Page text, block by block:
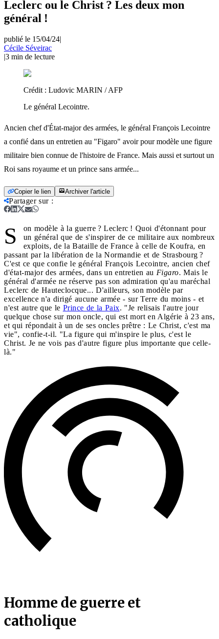
Leclerc ou le Christ ? Les deux mon
général !
publié le 15/04/24|
Cécile Séveirac
|3 min de lecture
Crédit : Ludovic MARIN / AFP
Le général Lecointre.
Ancien chef d'État-major des armées, le général François Lecointre
a confié dans un entretien au "Figaro" avoir pour modèle une figure
militaire bien connue de l'histoire de France. Mais aussi et surtout un
Roi sans royaume et un prince sans armée...
Copier le lien Archiver l'article
Partager sur:
S
on modèle à la guerre ? Leclerc ! Quoi d'étonnant pour
un général que de s'inspirer de ce militaire aux nombreux
exploits, de la Bataille de France à celle de Koufra, en
passant par la libération de la Normandie et de Strasbourg ?
C'est ce que confie le général François Lecointre, ancien chef
d'état-major des armées, dans un entretien au Figaro. Mais le
général d'armée ne réserve pas son admiration qu'au maréchal
Leclerc de Hauteclocque... D'ailleurs, son modèle par
excellence n'a dirigé aucune armée - sur Terre du moins - et
n'est autre que le Prince de la Paix. "Je relisais l'autre jour
quelque chose sur mon oncle, qui est mort en Algérie à 23 ans,
et qui répondait à un de ses oncles prêtre : Le Christ, c'est ma
vie", confie-t-il. "La figure qui m'inspire le plus, c'est le
Christ. Je ne vois pas d'autre figure plus importante que celle-
là."
Homme de guerre et
catholique